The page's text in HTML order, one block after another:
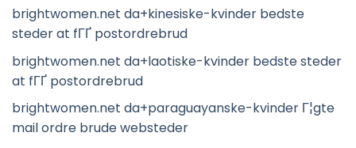
brightwomen.net da+kinesiske-kvinder bedste
steder at fГҐ postordrebrud
brightwomen.net da+laotiske-kvinder bedste steder
at fГҐ postordrebrud
brightwomen.net da+paraguayanske-kvinder Г¦gte
mail ordre brude websteder